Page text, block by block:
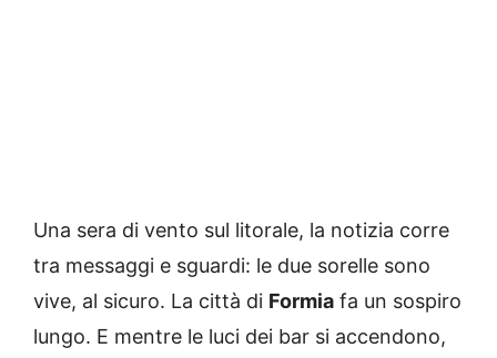
Una sera di vento sul litorale, la notizia corre
tra messaggi e sguardi: le due sorelle sono
vive, al sicuro. La città di Formia fa un sospiro
lungo. E mentre le luci dei bar si accendono,